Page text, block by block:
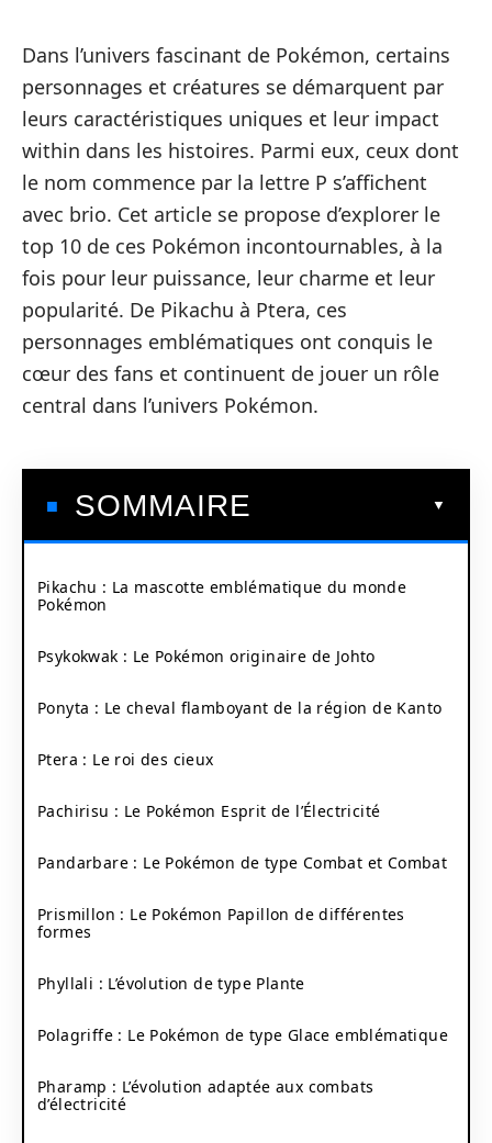
Dans l’univers fascinant de Pokémon, certains
personnages et créatures se démarquent par
leurs caractéristiques uniques et leur impact
within dans les histoires. Parmi eux, ceux dont
le nom commence par la lettre P s’affichent
avec brio. Cet article se propose d’explorer le
top 10 de ces Pokémon incontournables, à la
fois pour leur puissance, leur charme et leur
popularité. De Pikachu à Ptera, ces
personnages emblématiques ont conquis le
cœur des fans et continuent de jouer un rôle
central dans l’univers Pokémon.
SOMMAIRE
Pikachu : La mascotte emblématique du monde
Pokémon
Psykokwak : Le Pokémon originaire de Johto
Ponyta : Le cheval flamboyant de la région de Kanto
Ptera : Le roi des cieux
Pachirisu : Le Pokémon Esprit de l’Électricité
Pandarbare : Le Pokémon de type Combat et Combat
Prismillon : Le Pokémon Papillon de différentes
formes
Phyllali : L’évolution de type Plante
Polagriffe : Le Pokémon de type Glace emblématique
Pharamp : L’évolution adaptée aux combats
d’électricité